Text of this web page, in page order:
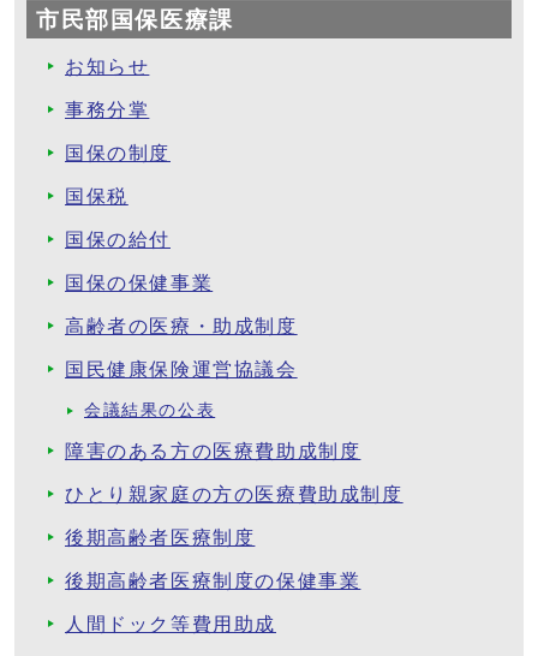
市民部国保医療課
お知らせ
事務分掌
国保の制度
国保税
国保の給付
国保の保健事業
高齢者の医療・助成制度
国民健康保険運営協議会
会議結果の公表
障害のある方の医療費助成制度
ひとり親家庭の方の医療費助成制度
後期高齢者医療制度
後期高齢者医療制度の保健事業
人間ドック等費用助成